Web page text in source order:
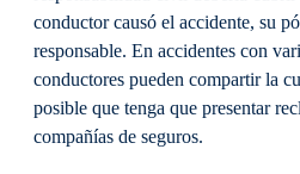
conductor causó el accidente, su
responsable. En accidentes con
conductores pueden compartir la
posible que tenga que presentar
compañías de seguros.